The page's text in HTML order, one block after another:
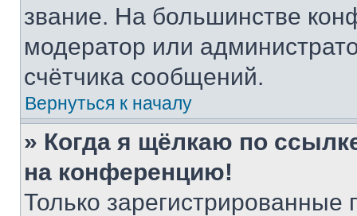
звание. На большинстве
модератор или
счётчика сообщений.
Вернуться к началу
» Когда я щёлкаю по
на конференцию!
Только зарегистрированные